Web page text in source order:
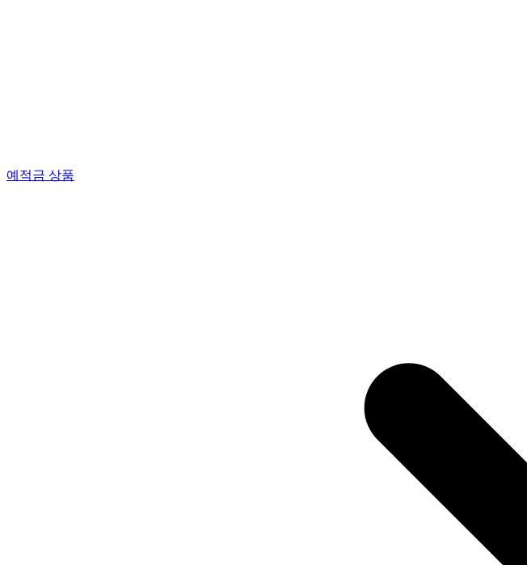
예적금 상품